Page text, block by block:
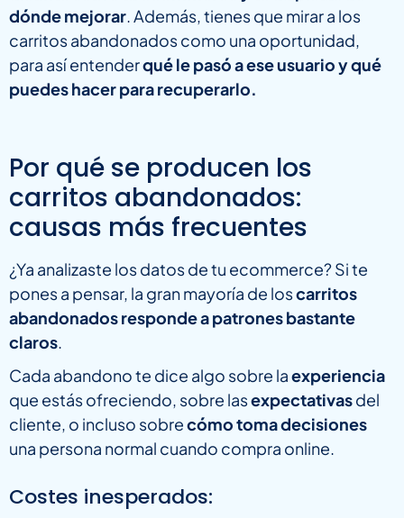
dónde mejorar. Además, tienes que mirar a los
carritos abandonados como una oportunidad,
para así entenderqué le pasó a ese usuario y qué
puedes hacer para recuperarlo.
Por qué se producen los
carritos abandonados:
causas más frecuentes
¿Ya analizaste los datos de tu ecommerce? Si te
pones a pensar, la gran mayoría de loscarritos
abandonados responde a patrones bastante
claros.
Cada abandono te dice algo sobre laexperiencia
que estás ofreciendo, sobre lasexpectativasdel
cliente, o incluso sobrecómo toma decisiones
una persona normal cuando compra online.
Costes inesperados: